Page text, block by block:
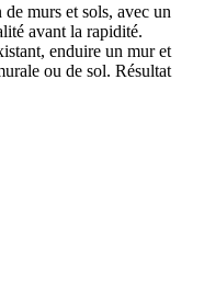
murs et sols, avec un
avant la rapidité.
enduire un mur et
ou de sol. Résultat